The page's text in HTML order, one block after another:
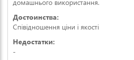
домашнього використання.
Достоинства:
Співідношення ціни і якості
Недостатки:
-